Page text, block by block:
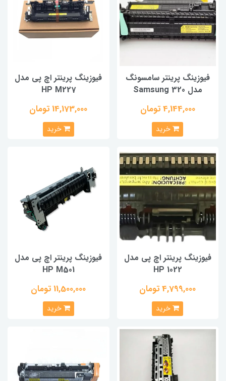
فیوزینگ پرینتر سامسونگ
مدل Samsung 320
4,144,000 تومان
خرید
فیوزینگ پرینتر اچ پی مدل
HP M227
14,173,000 تومان
خرید
فیوزینگ پرینتر اچ پی مدل
HP 1022
4,799,000 تومان
خرید
فیوزینگ پرینتر اچ پی مدل
HP M501
11,500,000 تومان
خرید